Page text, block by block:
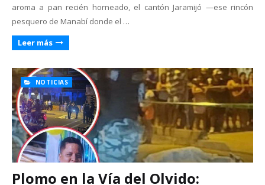
aroma a pan recién horneado, el cantón Jaramijó —ese rincón
pesquero de Manabí donde el …
Leer más
NOTICIAS
Plomo en la Vía del Olvido: